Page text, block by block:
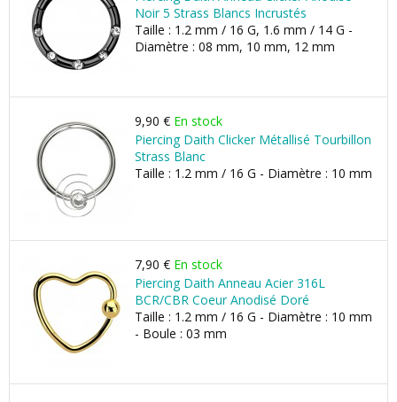
Noir 5 Strass Blancs Incrustés
Taille : 1.2 mm / 16 G, 1.6 mm / 14 G -
Diamètre : 08 mm, 10 mm, 12 mm
9,90 € En stock
Piercing Daith Clicker Métallisé Tourbillon
Strass Blanc
Taille : 1.2 mm / 16 G - Diamètre : 10 mm
7,90 € En stock
Piercing Daith Anneau Acier 316L
BCR/CBR Coeur Anodisé Doré
Taille : 1.2 mm / 16 G - Diamètre : 10 mm
- Boule : 03 mm